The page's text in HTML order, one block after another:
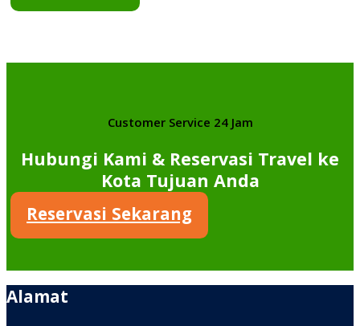
Customer Service 24 Jam
Hubungi Kami & Reservasi Travel ke
Kota Tujuan Anda
Reservasi Sekarang
Alamat